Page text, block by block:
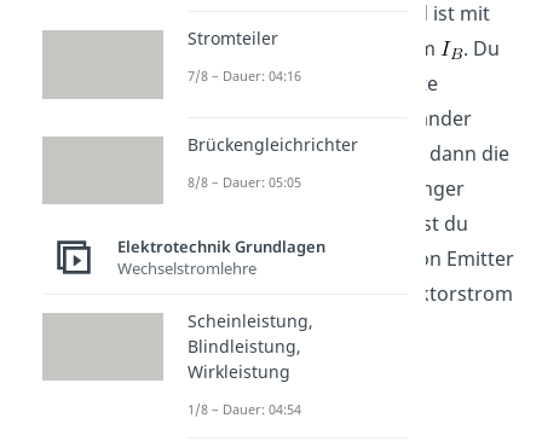
, was gleichbedeutend ist mit
einem geringen Basisstrom
. Du
hast also diese drei dotierte
Schichten, die klug miteinander
verbunden sind. Indem du dann die
Basis kurz anpustest (geringer
), verursachst du
einen großen Luftstrom von Emitter
zu Kollektor (großer Kollektorstrom
).
Stromteiler
7/8 – Dauer: 04:16
Brückengleichrichter
8/8 – Dauer: 05:05
Elektrotechnik Grundlagen
Wechselstromlehre
Scheinleistung,
Blindleistung,
Wirkleistung
1/8 – Dauer: 04:54